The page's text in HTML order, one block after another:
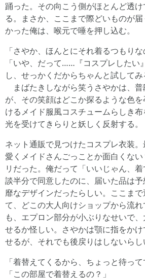
踊った。その向こう側がほとんど透け
る。まさか、ここまで際どいものが
かった俺は、喉元で唾を押し込む。
「さやか、ほんとにそれ着るつもりな
「いや、だって……『コスプレしたい
し、せっかくだからちゃんと試してみ
まばたきしながら笑うさやかは、
が、その笑顔はどこか探るような色
けるメイド服風コスチュームらしき布
光を受けてきらりと妖しく反射する。
ネット通販で見つけたコスプレ衣装
愛くメイドさんごっことか面白くな
リだった。俺だって「いいじゃん、
談半分で同意したのに、届いた品は
靡なデザインだったらしい。ここま
て、どこの大人向けショップから流
も、エプロン部分が小ぶりなせいで
せるか怪しい。さやかは顎に指をか
せるが、それでも後戻りはしないらし
「着替えてくるから、ちょっと待って
「この部屋で着替えるの？」